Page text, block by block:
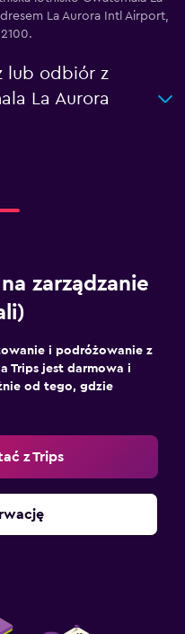
La Aurora Intl Airport,
lub odbiór z
La Aurora
zarządzanie
i podróżowanie z
Trips jest darmowa i
od tego, gdzie
z Trips